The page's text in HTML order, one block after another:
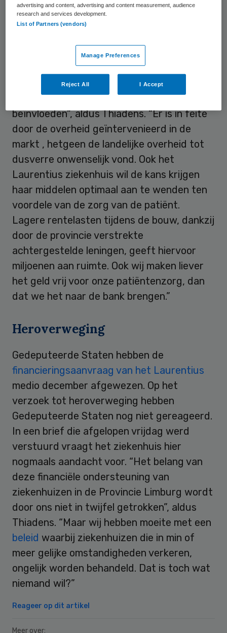
steunverleningaan Orbis MC en het Atrium,
maar vindt dat deze stap verplichtingen
best hebben gerealiseerd dat ze door
steunverlening van vele miljoenen euro’s
aan twee collega-ziekenhuizen, het
speelveld in de Limburgse zorg danig
beïnvloeden”, aldus Thiadens. “Er is in feite
door de overheid geïntervenieerd in de
markt , hetgeen de landelijke overheid tot
dusverre onwenselijk vond. Ook het
Laurentius ziekenhuis wil de kans krijgen
haar middelen optimaal aan te wenden ten
voordele van de zorg van de patiënt.
Lagere rentelasten tijdens de bouw, dankzij
door de provincie verstrekte
achtergestelde leningen, geeft hiervoor
miljoenen aan ruimte. Ook wij maken liever
het geld vrij voor onze patiëntenzorg, dan
dat we het naar de bank brengen.”
Heroverweging
Gedeputeerde Staten hebben de
financieringsaanvraag van het Laurentius
medio december afgewezen. Op het
verzoek tot heroverweging hebben
Gedeputeerde Staten nog niet gereageerd.
In een brief die afgelopen vrijdag werd
verstuurd vraagt het ziekenhuis hier
nogmaals aandacht voor. “Het belang van
deze financiële ondersteuning van
ziekenhuizen in de Provincie Limburg wordt
door ons niet in twijfel getrokken”, aldus
Thiadens. “Maar wij hebben moeite met een
beleid waarbij ziekenhuizen die in min of
meer gelijke omstandigheden verkeren,
ongelijk worden behandeld. Dat is toch wat
niemand wil?”
Reageer op dit artikel
Meer over:
advertising and content, advertising and content measurement, audience
research and services development.
List of Partners (vendors)
Manage Preferences
Reject All I Accept